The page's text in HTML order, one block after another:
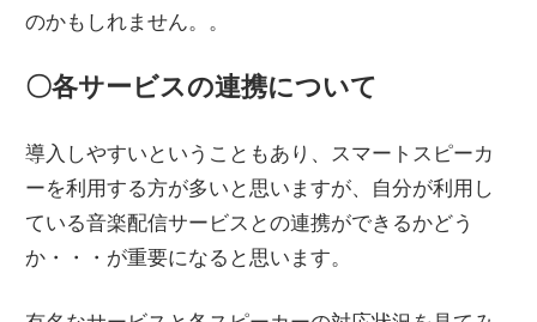
のかもしれません。。
〇各サービスの連携について
導入しやすいということもあり、スマートスピーカ
ーを利用する方が多いと思いますが、自分が利用し
ている音楽配信サービスとの連携ができるかどう
か・・・が重要になると思います。